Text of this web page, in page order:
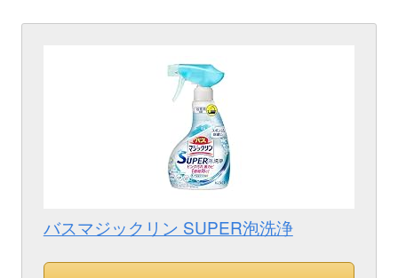
バスマジックリン SUPER泡洗浄